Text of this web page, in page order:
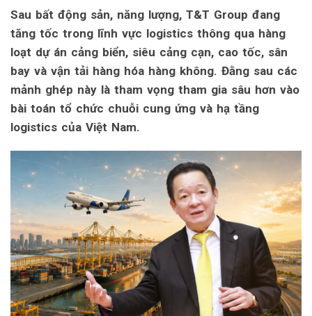
Sau bất động sản, năng lượng, T&T Group đang
tăng tốc trong lĩnh vực logistics thông qua hàng
loạt dự án cảng biển, siêu cảng cạn, cao tốc, sân
bay và vận tải hàng hóa hàng không. Đằng sau các
mảnh ghép này là tham vọng tham gia sâu hơn vào
bài toán tổ chức chuỗi cung ứng và hạ tầng
logistics của Việt Nam.